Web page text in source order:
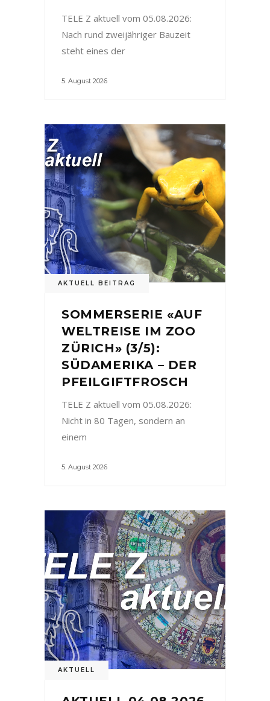
TELE Z aktuell vom 05.08.2026:
Nach rund zweijähriger Bauzeit
steht eines der
5. August 2026
AKTUELL BEITRAG
SOMMERSERIE «AUF
WELTREISE IM ZOO
ZÜRICH» (3/5):
SÜDAMERIKA – DER
PFEILGIFTFROSCH
TELE Z aktuell vom 05.08.2026:
Nicht in 80 Tagen, sondern an
einem
5. August 2026
AKTUELL